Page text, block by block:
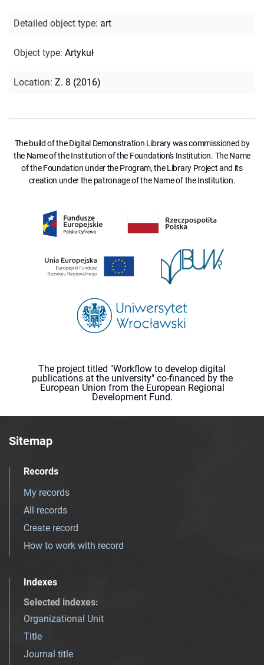
Detailed object type: art
Object type: Artykuł
Location: Z. 8 (2016)
The build of the Digital Demonstration Library was commissioned by
the Name of the Institution of the Foundation's Institution. The Name
of the Foundation under the Program, the Library Project and its
creation under the patronage of the Name of the Institution.
The project titled "Workflow to develop digital
publications at the university" co-financed by the
European Union from the European Regional
Development Fund.
Sitemap
Records
My records
All records
Create record
How to work with record
Indexes
Selected indexes:
Organizational Unit
Title
Journal title